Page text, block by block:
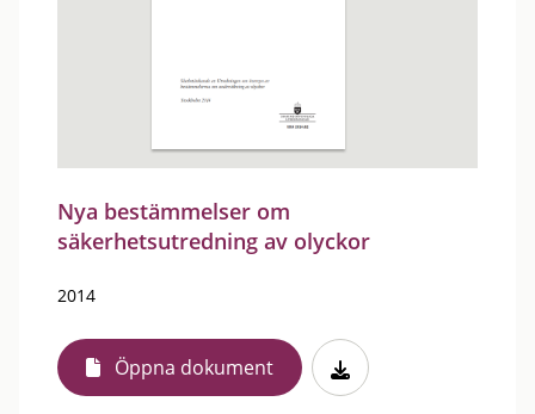
Nya bestämmelser om
säkerhetsutredning av olyckor
2014
Öppna dokument